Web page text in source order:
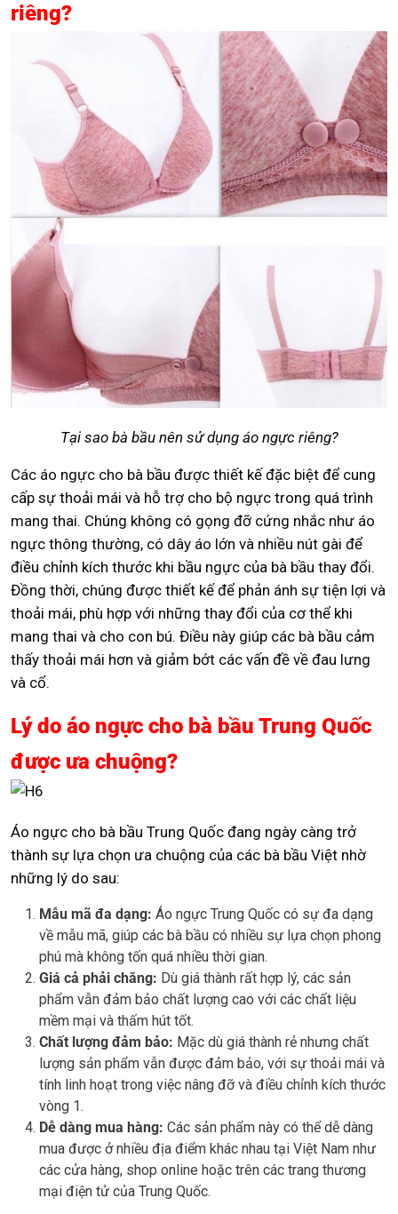
riêng?
Tại sao bà bầu nên sử dụng áo ngực riêng?
Các áo ngực cho bà bầu được thiết kế đặc biệt để cung
cấp sự thoải mái và hỗ trợ cho bộ ngực trong quá trình
mang thai. Chúng không có gọng đỡ cứng nhắc như áo
ngực thông thường, có dây áo lớn và nhiều nút gài để
điều chỉnh kích thước khi bầu ngực của bà bầu thay đổi.
Đồng thời, chúng được thiết kế để phản ánh sự tiện lợi và
thoải mái, phù hợp với những thay đổi của cơ thể khi
mang thai và cho con bú. Điều này giúp các bà bầu cảm
thấy thoải mái hơn và giảm bớt các vấn đề về đau lưng
và cổ.
Lý do áo ngực cho bà bầu Trung Quốc
được ưa chuộng?
Áo ngực cho bà bầu Trung Quốc đang ngày càng trở
thành sự lựa chọn ưa chuộng của các bà bầu Việt nhờ
những lý do sau:
Mẫu mã đa dạng: Áo ngực Trung Quốc có sự đa dạng
về mẫu mã, giúp các bà bầu có nhiều sự lựa chọn phong
phú mà không tốn quá nhiều thời gian.
Giá cả phải chăng: Dù giá thành rất hợp lý, các sản
phẩm vẫn đảm bảo chất lượng cao với các chất liệu
mềm mại và thấm hút tốt.
Chất lượng đảm bảo: Mặc dù giá thành rẻ nhưng chất
lượng sản phẩm vẫn được đảm bảo, với sự thoải mái và
tính linh hoạt trong việc nâng đỡ và điều chỉnh kích thước
vòng 1.
Dễ dàng mua hàng: Các sản phẩm này có thể dễ dàng
mua được ở nhiều địa điểm khác nhau tại Việt Nam như
các cửa hàng, shop online hoặc trên các trang thương
mại điện tử của Trung Quốc.